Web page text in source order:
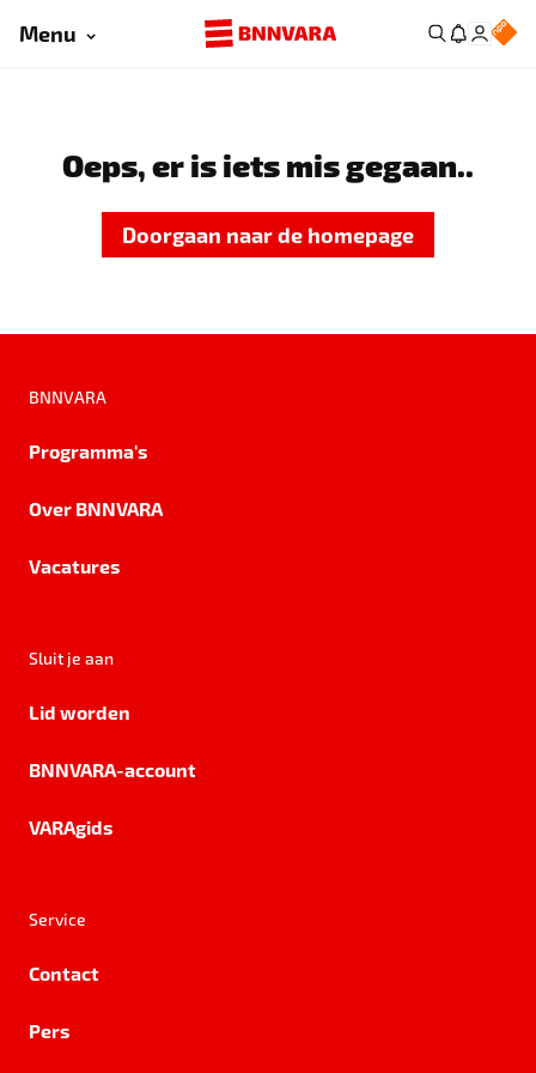
Menu
Oeps, er is iets mis gegaan..
Doorgaan naar de homepage
BNNVARA
Programma's
Over BNNVARA
Vacatures
Sluit je aan
Lid worden
BNNVARA-account
VARAgids
Service
Contact
Pers